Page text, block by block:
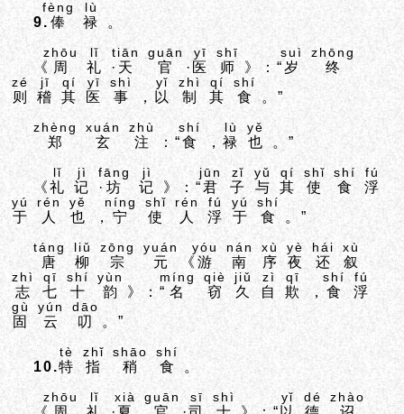
9.俸
fèng
禄
lù
。
《 周
zhōu
礼
lǐ
· 天
tiān
官
guān
· 医
yī
师
shī
》：“岁
suì
终
zhōng
则
zé
稽
jī
其
qí
医
yī
事
shì
， 以
yǐ
制
zhì
其
qí
食
shí
。”
郑
zhèng
玄
xuán
注
zhù
：“食
shí
，禄
lù
也
yě
。”
《礼
lǐ
记
jì
· 坊
fāng
记
jì
》：“君
jūn
子
zǐ
与
yǔ
其
qí
使
shǐ
食
shí
浮
fú
于
yú
人
rén
也
yě
， 宁
níng
使
shǐ
人
rén
浮
fú
于
yú
食
shí
。”
唐
táng
柳
liǔ
宗
zōng
元
yuán
《 游
yóu
南
nán
序
xù
夜
yè
还
hái
叙
xù
志
zhì
七
qī
十
shí
韵
yùn
》：“ 名
míng
窃
qiè
久
jiǔ
自
zì
欺
qī
， 食
shí
浮
fú
固
gù
云
yún
叨
dāo
。”
10.特
tè
指
zhǐ
稍
shāo
食
shí
。
zhōu lǐ xià guān sī shì yǐ dé zhào